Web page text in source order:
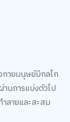
กายมนุษย์มีกลไก
นการแบ่งตัวไป
ลายและสะสม